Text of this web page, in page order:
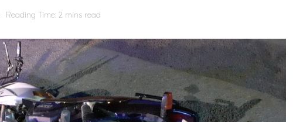
Reading Time: 2 mins read